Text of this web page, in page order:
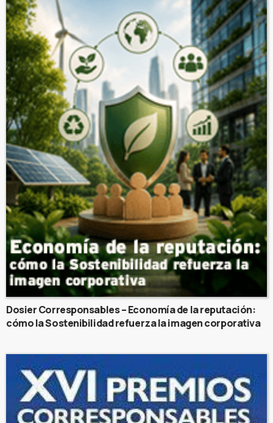
Dosier Corresponsables – Economía de la reputación:
cómo la Sostenibilidad refuerza la imagen corporativa